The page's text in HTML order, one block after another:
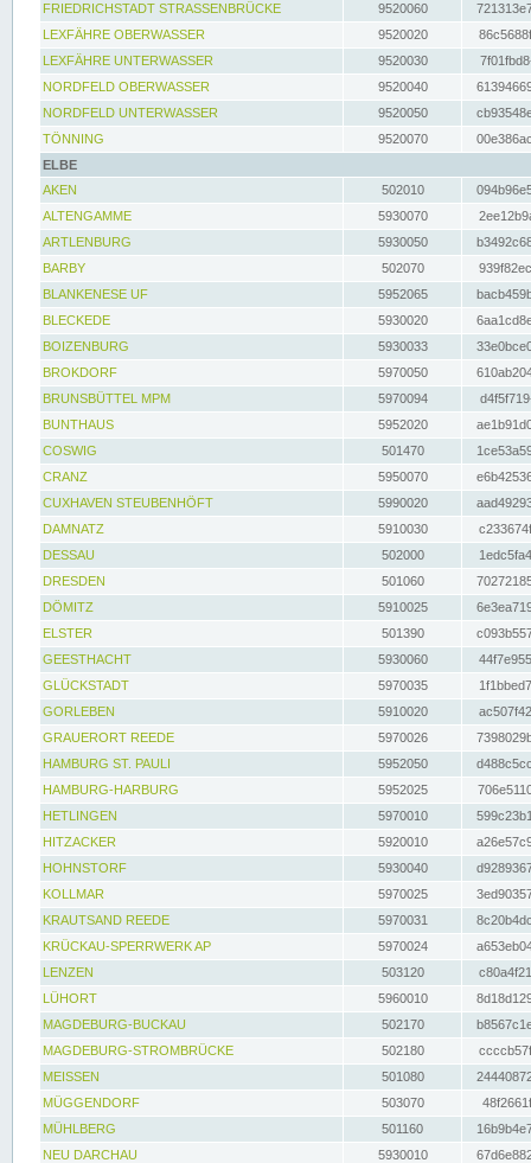
FRIEDRICHSTADT STRASSENBRÜCKE
9520060
LEXFÄHRE OBERWASSER
9520020
LEXFÄHRE UNTERWASSER
9520030
NORDFELD OBERWASSER
9520040
NORDFELD UNTERWASSER
9520050
TÖNNING
9520070
ELBE
AKEN
502010
ALTENGAMME
5930070
ARTLENBURG
5930050
BARBY
502070
BLANKENESE UF
5952065
BLECKEDE
5930020
BOIZENBURG
5930033
BROKDORF
5970050
BRUNSBÜTTEL MPM
5970094
BUNTHAUS
5952020
COSWIG
501470
CRANZ
5950070
CUXHAVEN STEUBENHÖFT
5990020
DAMNATZ
5910030
DESSAU
502000
DRESDEN
501060
DÖMITZ
5910025
ELSTER
501390
GEESTHACHT
5930060
GLÜCKSTADT
5970035
GORLEBEN
5910020
GRAUERORT REEDE
5970026
HAMBURG ST. PAULI
5952050
HAMBURG-HARBURG
5952025
HETLINGEN
5970010
HITZACKER
5920010
HOHNSTORF
5930040
KOLLMAR
5970025
KRAUTSAND REEDE
5970031
KRÜCKAU-SPERRWERK AP
5970024
LENZEN
503120
LÜHORT
5960010
MAGDEBURG-BUCKAU
502170
MAGDEBURG-STROMBRÜCKE
502180
MEISSEN
501080
MÜGGENDORF
503070
MÜHLBERG
501160
NEU DARCHAU
5930010